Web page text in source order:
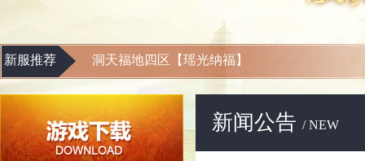
新服推荐 洞天福地四区【瑶光纳福】
新闻公告 / NEW